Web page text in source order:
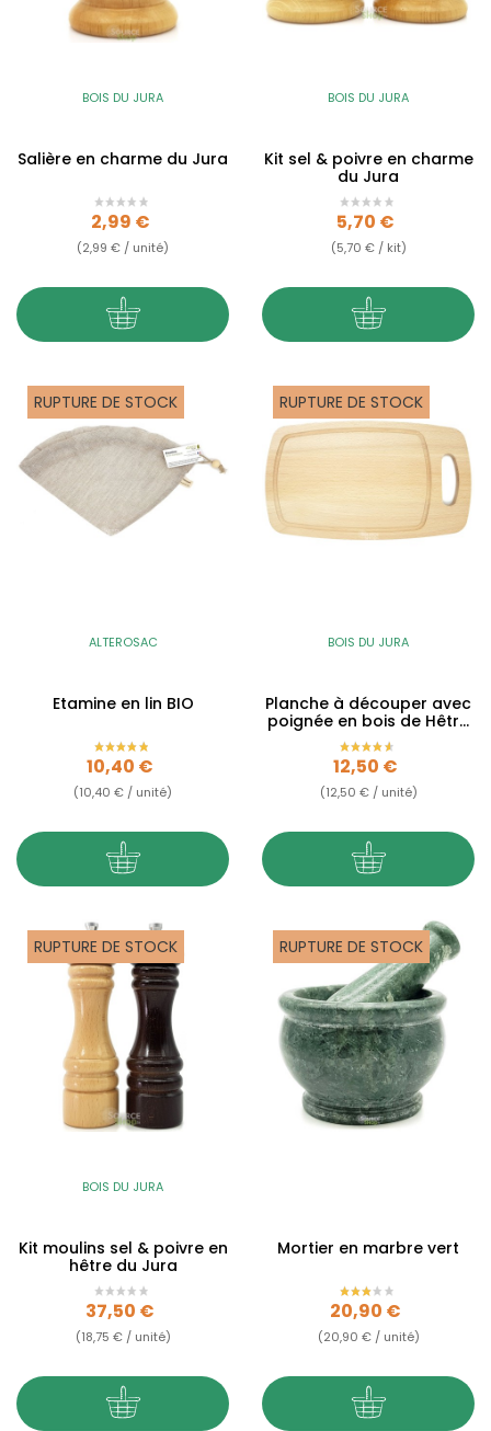
BOIS DU JURA
Salière en charme du Jura
Prix
2,99 €
(2,99 € / unité)
BOIS DU JURA
Kit sel & poivre en charme
du Jura
Prix
5,70 €
(5,70 € / kit)
RUPTURE DE STOCK
ALTEROSAC
Etamine en lin BIO
Prix
10,40 €
(10,40 € / unité)
RUPTURE DE STOCK
BOIS DU JURA
Planche à découper avec
poignée en bois de Hêtre
du Jura
Prix
12,50 €
(12,50 € / unité)
RUPTURE DE STOCK
BOIS DU JURA
Kit moulins sel & poivre en
hêtre du Jura
Prix
37,50 €
(18,75 € / unité)
RUPTURE DE STOCK
Mortier en marbre vert
Prix
20,90 €
(20,90 € / unité)